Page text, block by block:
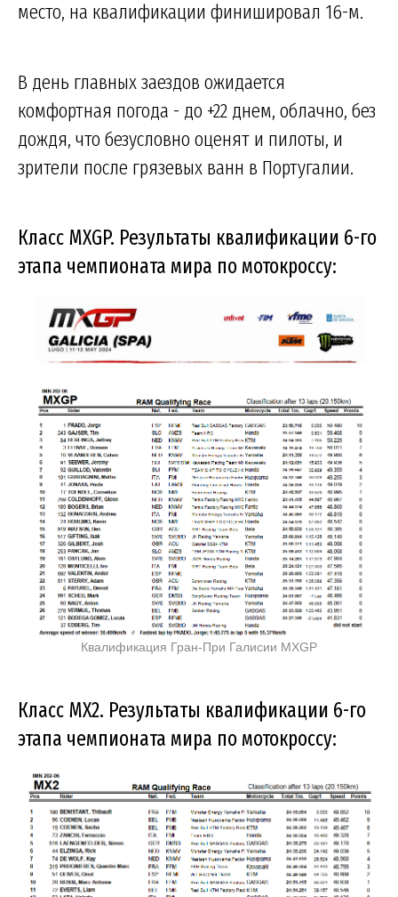
место, на квалификации финишировал 16-м.
В день главных заездов ожидается
комфортная погода - до +22 днем, облачно, без
дождя, что безусловно оценят и пилоты, и
зрители после грязевых ванн в Португалии.
Класс MXGP. Результаты квалификации 6-го
этапа чемпионата мира по мотокроссу:
Квалификация Гран-При Галисии MXGP
Класс MX2. Результаты квалификации 6-го
этапа чемпионата мира по мотокроссу: